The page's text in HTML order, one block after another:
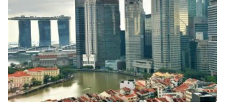
Séance de
photo
Conférence Réunion Bureaux
Local
Commercial
Partagé
Type de l'espace